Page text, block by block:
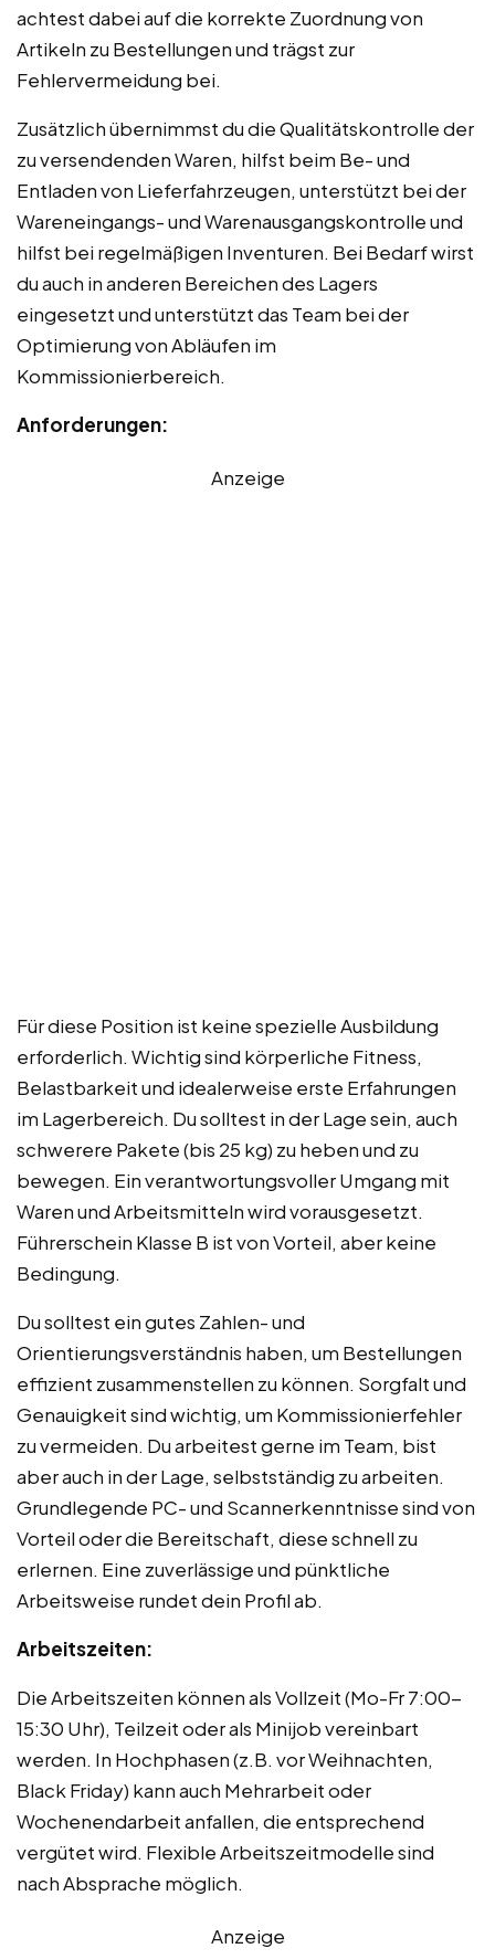
achtest dabei auf die korrekte Zuordnung von
Artikeln zu Bestellungen und trägst zur
Fehlervermeidung bei.
Zusätzlich übernimmst du die Qualitätskontrolle der
zu versendenden Waren, hilfst beim Be- und
Entladen von Lieferfahrzeugen, unterstützt bei der
Wareneingangs- und Warenausgangskontrolle und
hilfst bei regelmäßigen Inventuren. Bei Bedarf wirst
du auch in anderen Bereichen des Lagers
eingesetzt und unterstützt das Team bei der
Optimierung von Abläufen im
Kommissionierbereich.
Anforderungen:
Anzeige
Für diese Position ist keine spezielle Ausbildung
erforderlich. Wichtig sind körperliche Fitness,
Belastbarkeit und idealerweise erste Erfahrungen
im Lagerbereich. Du solltest in der Lage sein, auch
schwerere Pakete (bis 25 kg) zu heben und zu
bewegen. Ein verantwortungsvoller Umgang mit
Waren und Arbeitsmitteln wird vorausgesetzt.
Führerschein Klasse B ist von Vorteil, aber keine
Bedingung.
Du solltest ein gutes Zahlen- und
Orientierungsverständnis haben, um Bestellungen
effizient zusammenstellen zu können. Sorgfalt und
Genauigkeit sind wichtig, um Kommissionierfehler
zu vermeiden. Du arbeitest gerne im Team, bist
aber auch in der Lage, selbstständig zu arbeiten.
Grundlegende PC- und Scannerkenntnisse sind von
Vorteil oder die Bereitschaft, diese schnell zu
erlernen. Eine zuverlässige und pünktliche
Arbeitsweise rundet dein Profil ab.
Arbeitszeiten:
Die Arbeitszeiten können als Vollzeit (Mo-Fr 7:00-
15:30 Uhr), Teilzeit oder als Minijob vereinbart
werden. In Hochphasen (z.B. vor Weihnachten,
Black Friday) kann auch Mehrarbeit oder
Wochenendarbeit anfallen, die entsprechend
vergütet wird. Flexible Arbeitszeitmodelle sind
nach Absprache möglich.
Anzeige